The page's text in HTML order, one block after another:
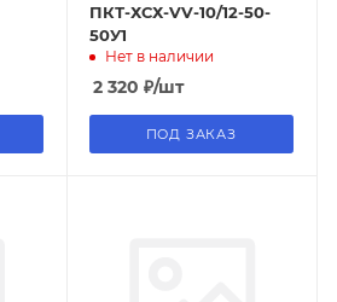
ПКТ-ХСХ-VV-10/12-50-
50У1
Нет в наличии
2 320 ₽/шт
ПОД ЗАКАЗ